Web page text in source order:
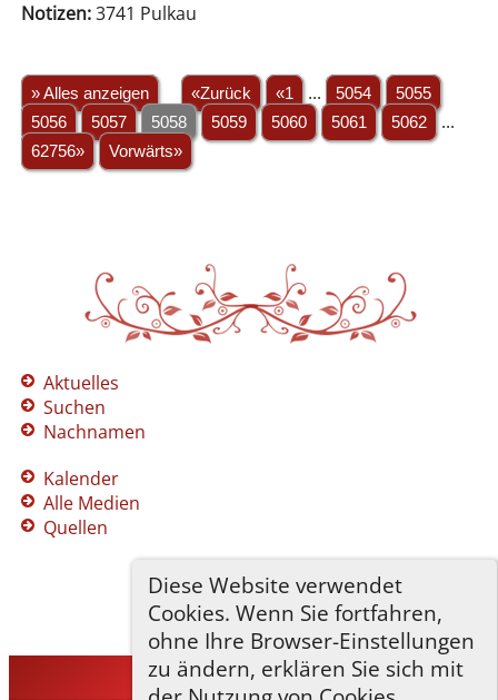
Diese Website verwendet
Cookies. Wenn Sie fortfahren,
ohne Ihre Browser-Einstellungen
zu ändern, erklären Sie sich mit
Notizen:3741 Pulkau
» Alles anzeigen «Zurück «1 ... 5054
5055
5056
5057 5058 5059 5060 5061 5062
...
62756»
Vorwärts»
Aktuelles
Suchen
Nachnamen
Kalender
Alle Medien
Quellen
TNG-ADLER©2026